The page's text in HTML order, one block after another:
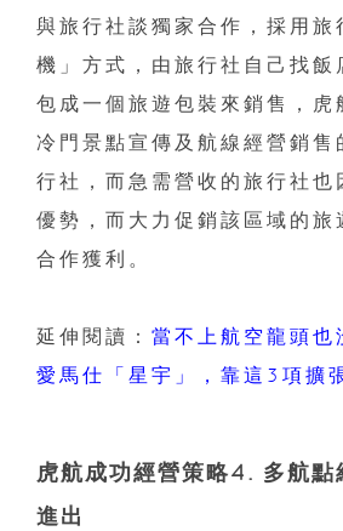
與旅行社談獨家合作，採用旅
機」方式，由旅行社自己找飯
包成一個旅遊包裝來銷售，虎
冷門景點宣傳及航線經營銷售
行社，而急需營收的旅行社也
優勢，而大力促銷該區域的旅
合作獲利。
延伸閱讀： 當不上航空龍頭也
愛馬仕「星宇」，靠這3項擴
虎航成功經營策略4. 多航點
進出